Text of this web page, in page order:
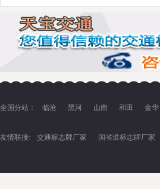
全国分站： 临沧 黑河 山南 和田 金华
友情联接: 交通标志牌厂家 国省道标志牌厂家